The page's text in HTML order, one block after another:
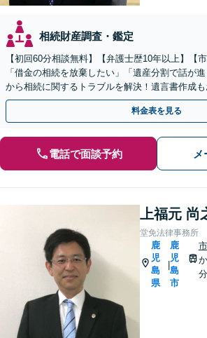
相続財産調査・鑑定
【初回60分相談無料】【弁護士歴10年以上】【
「借金の相続を放棄したい」「遺産分割で話が
から相続に関するトラブルを解決！遺言書作成
張遺言書作成サービス有り】
料金表を見る
電話で面談予約
上福元 尚
堂免法律事務所
鹿
児
島
県
|
鹿
児
島
市
分